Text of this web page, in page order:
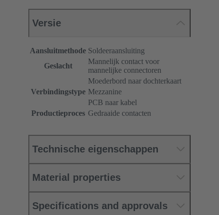
Versie
Aansluitmethode Soldeeraansluiting
Geslacht
Mannelijk contact voor
mannelijke connectoren
Verbindingstype
Moederbord naar dochterkaart
Mezzanine
PCB naar kabel
Productieproces Gedraaide contacten
Technische eigenschappen
Material properties
Specifications and approvals